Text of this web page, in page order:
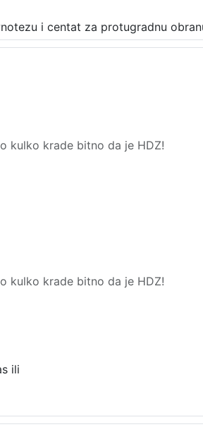
i centat za protugradnu
kulko krade bitno da je HDZ!
kulko krade bitno da je HDZ!
ili